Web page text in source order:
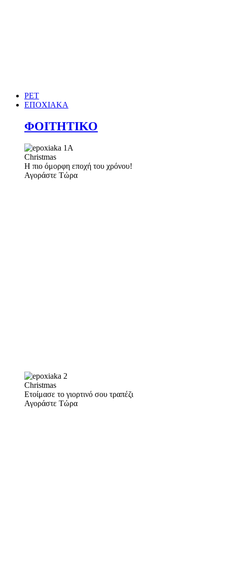
PET
ΕΠΟΧΙΑΚΑ
ΦΟΙΤΗΤΙΚΟ
Christmas
Η πιο όμορφη εποχή του χρόνου!
Αγοράστε Τώρα
Christmas
Ετοίμασε το γιορτινό σου τραπέζι
Αγοράστε Τώρα